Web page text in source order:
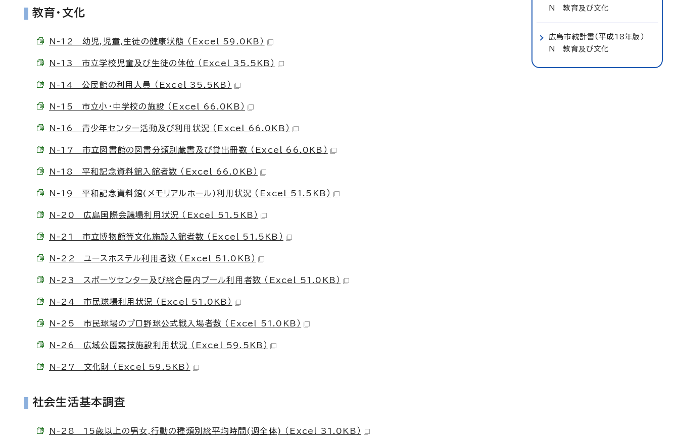
教育・文化
N-12 幼児,児童,生徒の健康状態 （Excel 59.0KB）
N-13 市立学校児童及び生徒の体位 （Excel 35.5KB）
N-14 公民館の利用人員 （Excel 35.5KB）
N-15 市立小・中学校の施設 （Excel 66.0KB）
N-16 青少年センター活動及び利用状況 （Excel 66.0KB）
N-17 市立図書館の図書分類別蔵書及び貸出冊数 （Excel 66.0KB）
N-18 平和記念資料館入館者数 （Excel 66.0KB）
N-19 平和記念資料館(メモリアルホール)利用状況 （Excel 51.5KB）
N-20 広島国際会議場利用状況 （Excel 51.5KB）
N-21 市立博物館等文化施設入館者数 （Excel 51.5KB）
N-22 ユースホステル利用者数 （Excel 51.0KB）
N-23 スポーツセンター及び総合屋内プール利用者数 （Excel 51.0KB）
N-24 市民球場利用状況 （Excel 51.0KB）
N-25 市民球場のプロ野球公式戦入場者数 （Excel 51.0KB）
N-26 広域公園競技施設利用状況 （Excel 59.5KB）
N-27 文化財 （Excel 59.5KB）
社会生活基本調査
N-28 15歳以上の男女,行動の種類別総平均時間(週全体) （Excel 31.0KB）
N 教育及び文化
広島市統計書（平成18年版）
N 教育及び文化